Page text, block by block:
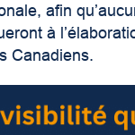
afin
à
Canadiens.